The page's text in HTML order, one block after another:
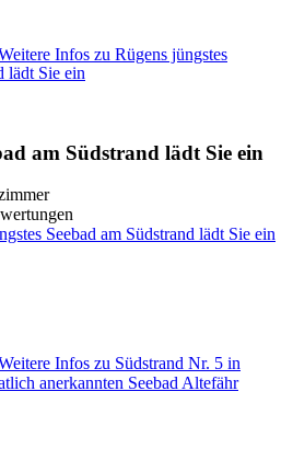
Infos zu Rügens jüngstes
lädt Sie ein
am Südstrand lädt Sie ein
Seebad am Südstrand lädt Sie ein
Infos zu Südstrand Nr. 5 in
anerkannten Seebad Altefähr